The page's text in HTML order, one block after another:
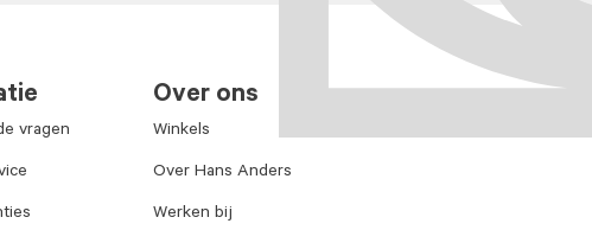
vragen
Over ons
Winkels
Over Hans Anders
Werken bij